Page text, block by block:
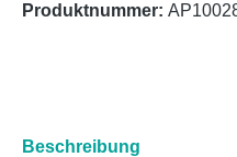
Produktnummer:
Beschreibung